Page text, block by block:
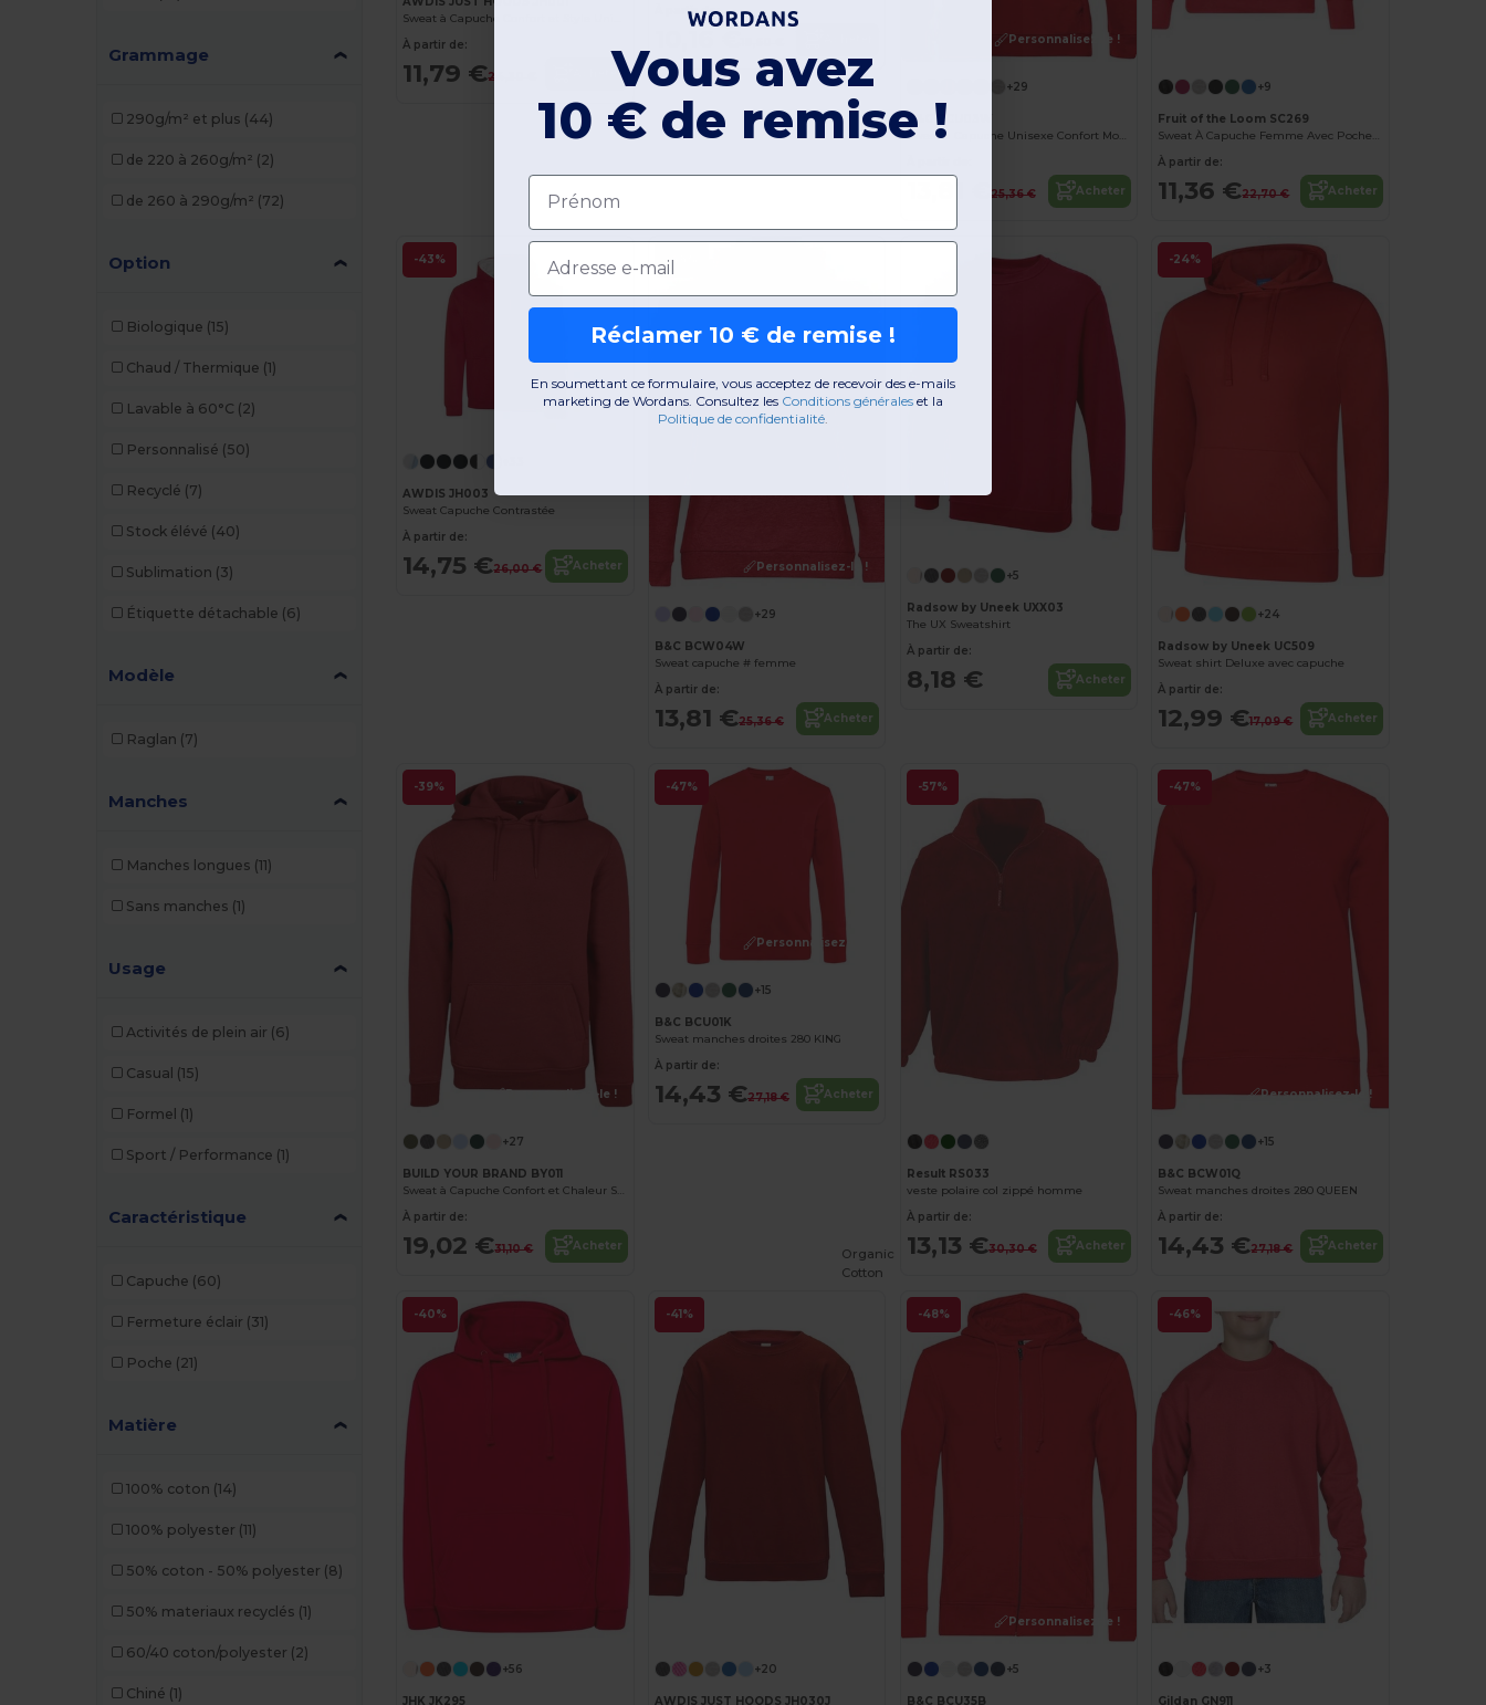
Proact (2)
Result
Grammage
290g/m² et plus (44)
de 220 à 260g/m² (2)
de 260 à 290g/m² (72)
Option
Biologique (15)
Chaud / Thermique (1)
Lavable à 60°C (2)
Personnalisé (50)
Recyclé (7)
Stock élévé (40)
Sublimation (3)
Étiquette détachable (6)
Modèle
Raglan (7)
Manches
Manches longues (11)
Sans manches (1)
Usage
Activités de plein air (6)
Casual (15)
Formel (1)
Sport / Performance (1)
Caractéristique
Capuche (60)
Fermeture éclair (31)
Poche (21)
Matière
100% coton (14)
100% polyester (11)
50% coton - 50% polyester (8)
50% materiaux recyclés (1)
60/40 coton/polyester (2)
Chiné (1)
À partir de:
11,79 €24,30 € Acheter
À partir de:
Personnalisez-le !
+29
B&C BCU03W
Sweat à Capuche Unisexe Confort Moderne
25,36 € Acheter
+9
Fruit of the Loom SC269
Sweat À Capuche Femme Avec Poche Kangourou
À partir de:
11,36 €22,70 € Acheter
-43%
AWDIS JH003
Sweat Capuche Contrastée
À partir de:
14,75 €26,00 € Acheter
-46%
Personnalisez-le !
+29
B&C BCW04W
Sweat capuche # femme
À partir de:
13,81 €25,36 € Acheter
+5
Radsow by Uneek UXX03
The UX Sweatshirt
À partir de:
8,18 € Acheter
-24%
+24
Radsow by Uneek UC509
Sweat shirt Deluxe avec capuche
À partir de:
12,99 €17,09 € Acheter
-39%
Personnalisez-le !
+27
BUILD YOUR BRAND BY011
Sweat à Capuche Confort et Chaleur Sans Étiquette
À partir de:
19,02 €31,10 € Acheter
-47%
Personnalisez-le !
+15
B&C BCU01K
Sweat manches droites 280 KING
À partir de:
14,43 €27,18 € Acheter
-57%
Result RS033
veste polaire col zippé homme
À partir de:
13,13 €30,30 € Acheter
-47%
Personnalisez-le !
+15
B&C BCW01Q
Sweat manches droites 280 QUEEN
À partir de:
14,43 €27,18 € Acheter
-40%
+56
JHK JK295
-41%
+20
AWDIS JUST HOODS JH030J
-48%
Organic
Cotton
Personnalisez-le !
+5
B&C BCU35B
-46%
+3
Gildan GN911
Vous avez
10 € de remise !
Prénom
Email
Réclamer 10 € de remise !
En soumettant ce formulaire, vous acceptez de recevoir des e-mails
marketing de Wordans. Consultez les Conditions générales et la
Politique de confidentialité